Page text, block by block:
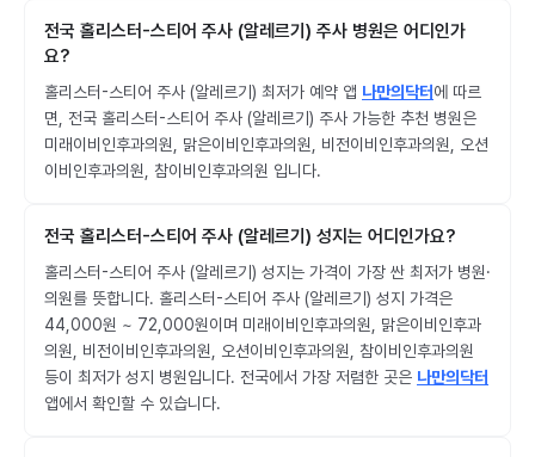
전국 홀리스터-스티어 주사 (알레르기) 주사 병원은 어디인가
요?
홀리스터-스티어 주사 (알레르기) 최저가 예약 앱 나만의닥터에 따르
면, 전국 홀리스터-스티어 주사 (알레르기) 주사 가능한 추천 병원은
미래이비인후과의원, 맑은이비인후과의원, 비전이비인후과의원, 오션
이비인후과의원, 참이비인후과의원 입니다.
전국 홀리스터-스티어 주사 (알레르기) 성지는 어디인가요?
홀리스터-스티어 주사 (알레르기) 성지는 가격이 가장 싼 최저가 병원·
의원를 뜻합니다. 홀리스터-스티어 주사 (알레르기) 성지 가격은
44,000원 ~ 72,000원이며 미래이비인후과의원, 맑은이비인후과
의원, 비전이비인후과의원, 오션이비인후과의원, 참이비인후과의원
등이 최저가 성지 병원입니다. 전국에서 가장 저렴한 곳은 나만의닥터
앱에서 확인할 수 있습니다.